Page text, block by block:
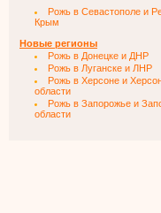
Рожь в Севастополе и
Крым
Новые регионы
Рожь в Донецке и ДНР
Рожь в Луганске и ЛНР
Рожь в Херсоне и
области
Рожь в Запорожье и
области